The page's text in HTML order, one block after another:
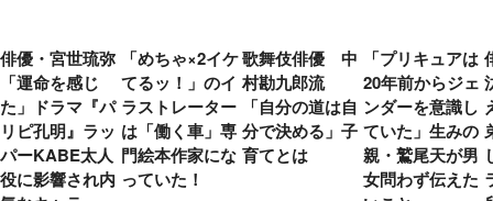
俳優・宮世琉弥
「運命を感じ
た」ドラマ『パ
リピ孔明』ラッ
パーKABE太人
役に影響され内
「めちゃ×2イケ
てるッ！」のイ
ラストレーター
は「働く車」専
門絵本作家にな
っていた！
歌舞伎俳優 中
村勘九郎流
「自分の道は自
分で決める」子
育てとは
「プリキュアは
20年前からジェ
ンダーを意識し
ていた」生みの
親・鷲尾天が男
女問わず伝えた